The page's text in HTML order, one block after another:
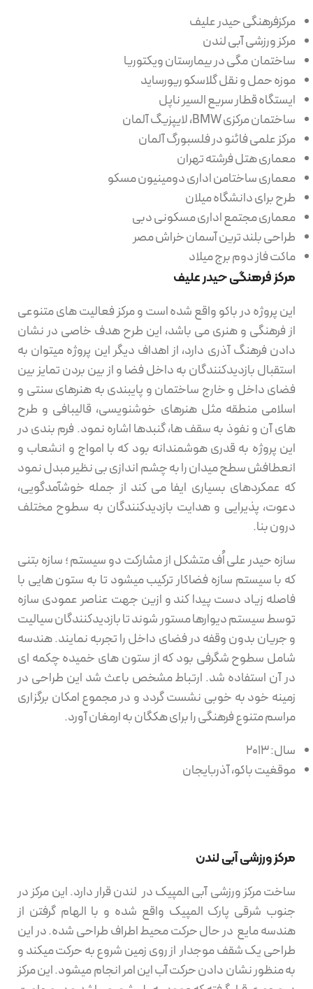
مرکزفرهنگی حیدر علیف
مرکز ورزشی آبی لندن
ساختمان مگی در بیمارستان ویکتوریا
موزه حمل و نقل گلاسکو ریورساید
ایستگاه قطار سریع السیر ناپل
ساختمان مرکزی BMW، لایپزیگ آلمان
مرکز علمی فائنو در فلسبورگ آلمان
معماری هتل فرشته تهران
معماری ساختامن اداری دومینیون مسکو
طرح برای دانشگاه میلان
معماری مجتمع اداری مسکونی دبی
طراحی بلند ترین آسمان خراش مصر
ماکت فاز دوم برج میلاد
مرکز فرهنگی حیدر علیف
این پروژه در باکو واقع شده است و مرکز فعالیت های متنوعی
از فرهنگی و هنری می باشد، این طرح هدف خاصی در نشان
دادن فرهنگ آذری دارد، از اهداف دیگر این پروژه میتوان به
استقبال بازدیدکنندگان به داخل فضا و از بین بردن تمایز بین
فضای داخل و خارج ساختمان و پایبندی به هنرهای سنتی و
اسلامی منطقه مثل هنرهای خوشنویسی، قالیبافی و طرح
های آن و نفوذ به سقف ها، گنبدها اشاره نمود. فرم بندی در
این پروژه به قدری هوشمندانه بود که با امواج و انشعاب و
انعطافش سطح میدان را به چشم اندازی بی نظیر مبدل نمود
که عمکردهای بسیاری ایفا می کند از جمله خوشآمدگویی،
دعوت، پذیرایی و هدایت بازدیدکنندگان به سطوح مختلف
درون بنا.
سازه حیدر علی اُف متشکل از مشارکت دو سیستم ؛ سازه بتنی
که با سیستم سازه فضاکار ترکیب میشود تا به ستون هایی با
فاصله زیاد دست پیدا کند و ازین جهت عناصر عمودی سازه
توسط سیستم دیوارها مستور شوند تا بازدیدکنندگان سیالیت
و جریان بدون وقفه در فضای داخل را تجربه نمایند. هندسه
شامل سطوح شگرفی بود که از ستون های خمیده چکمه ای
در آن استفاده شد. ارتباط مشخص باعث شد این طراحی در
زمینه خود به خوبی نشست گردد و در مجموع امکان برگزاری
مراسم متنوع فرهنگی را برای هکگان به ارمغان آورد.
سال: 2013
موقغیت باکو، آذربایجان
مرکز ورزشی آبی لندن
ساخت مرکز ورزشی آبی المپیک در لندن قرار دارد. این مرکز در
جنوب شرقی پارک المپیک واقع شده و با الهام گرفتن از
هندسه مایع در حال حرکت محیط اطراف طراحی شده. در این
طراحی یک شقف موجدار از روی زمین شروع به حرکت میکند و
به منظور نشان دادن حرکت آب این امر انجام میشود. این مرکز